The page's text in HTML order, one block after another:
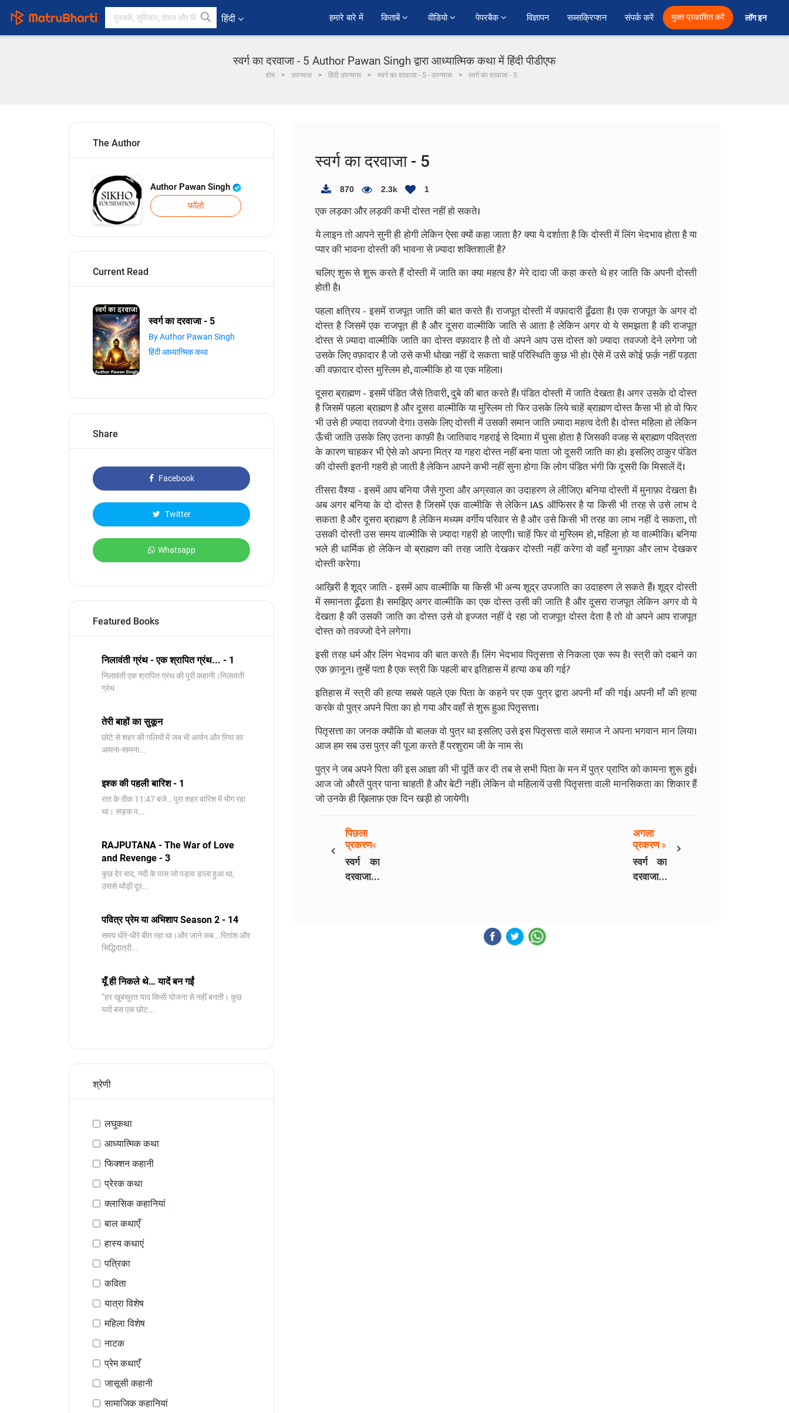
हिंदी हमारे बारे में किताबें वीडियो पेपरबैक विज्ञापन सब्सक्रिप्शन संपर्क करें मुक्त प्रकाशित करें लॉग इन
स्वर्ग का दरवाजा - 5 Author Pawan Singh द्वारा आध्यात्मिक कथा में हिंदी पीडीएफ
होम उपन्यास हिंदी उपन्यास स्वर्ग का दरवाजा - 5 - उपन्यास स्वर्ग का दरवाजा - 5
The Author
Author Pawan Singh
फॉलो
Current Read
स्वर्ग का दरवाजा - 5
By Author Pawan Singh
हिंदी आध्यात्मिक कथा
Share
Facebook
Twitter
Whatsapp
Featured Books
निलावंती ग्रंथ - एक श्रापित ग्रंथ... - 1
निलावंती एक श्रापित ग्रंथ की पूरी कहानी।निलावंती
ग्रंथ
तेरी बाहों का सुकून
छोटे से शहर की गलियों में जब भी आर्यन और रिया का
आमना-सामना...
इश्क की पहली बारिश - 1
रात के ठीक 11:47 बजे...पूरा शहर बारिश में भीग रहा
था। सड़क प...
RAJPUTANA - The War of Love
and Revenge - 3
कुछ देर बाद, नदी के पास जो पड़ाव डाला हुआ था,
उससे थोड़ी दूर...
पवित्र प्रेम या अभिशाप Season 2 - 14
समय धीरे-धीरे बीत रहा था।और जाने कब...रितांश और
सिद्धिदात्री...
यूँ ही निकले थे… यादें बन गईं
“हर खूबसूरत याद किसी योजना से नहीं बनती। कुछ
यादें बस एक छोट...
श्रेणी
लघुकथा
आध्यात्मिक कथा
फिक्शन कहानी
प्रेरक कथा
क्लासिक कहानियां
बाल कथाएँ
हास्य कथाएं
पत्रिका
कविता
यात्रा विशेष
महिला विशेष
नाटक
प्रेम कथाएँ
जासूसी कहानी
सामाजिक कहानियां
स्वर्ग का दरवाजा - 5
870 2.3k 1
एक लड़का और लड़की कभी दोस्त नहीं हो सकते।
ये लाइन तो आपने सुनी ही होगी लेकिन ऐसा क्यों कहा जाता है? क्या ये दर्शाता है कि दोस्ती में लिंग भेदभाव होता है या
प्यार की भावना दोस्ती की भावना से ज़्यादा शक्तिशाली है?
चलिए शुरू से शुरू करते हैं दोस्ती में जाति का क्या महत्व है? मेरे दादा जी कहा करते थे हर जाति कि अपनी दोस्ती
होती है।
पहला क्षत्रिय - इसमें राजपूत जाति की बात करते हैं। राजपूत दोस्ती में वफ़ादारी ढूँढता है। एक राजपूत के अगर दो
दोस्त है जिसमें एक राजपूत ही है और दूसरा वाल्मीकि जाति से आता है लेकिन अगर वो ये समझता है की राजपूत
दोस्त से ज़्यादा वाल्मीकि जाति का दोस्त वफ़ादार है तो वो अपने आप उस दोस्त को ज़्यादा तवज्जो देने लगेगा जो
उसके लिए वफ़ादार है जो उसे कभी धोखा नहीं दे सकता चाहें परिस्थिति कुछ भी हो। ऐसे में उसे कोई फ़र्क़ नहीं पड़ता
की वफ़ादार दोस्त मुस्लिम हो, वाल्मीकि हो या एक महिला।
दूसरा ब्राह्मण - इसमें पंडित जैसे तिवारी, दुबे की बात करते हैं। पंडित दोस्ती में जाति देखता है। अगर उसके दो दोस्त
है जिसमें पहला ब्राह्मण है और दूसरा वाल्मीकि या मुस्लिम तो फिर उसके लिये चाहें ब्राह्मण दोस्त कैसा भी हो वो फिर
भी उसे ही ज़्यादा तवज्जो देगा। उसके लिए दोस्ती में उसकी समान जाति ज़्यादा महत्व देती है। दोस्त महिला हो लेकिन
ऊँची जाति उसके लिए उतना काफ़ी है। जातिवाद गहराई से दिमाग़ में घुसा होता है जिसकी वजह से ब्राह्मण पवित्रता
के कारण चाहकर भी ऐसे को अपना मित्र या गहरा दोस्त नहीं बना पाता जो दूसरी जाति का हो। इसलिए ठाकुर पंडित
की दोस्ती इतनी गहरी हो जाती है लेकिन आपने कभी नहीं सुना होगा कि लोग पंडित भंगी कि दूसरी कि मिसालें दें।
तीसरा वैश्या - इसमें आप बनिया जैसे गुप्ता और अग्रवाल का उदाहरण ले लीजिए। बनिया दोस्ती में मुनाफ़ा देखता है।
अब अगर बनिया के दो दोस्त है जिसमें एक वाल्मीकि से लेकिन IAS ऑफिसर है या किसी भी तरह से उसे लाभ दे
सकता है और दूसरा ब्राह्मण है लेकिन मध्यम वर्गीय परिवार से है और उसे किसी भी तरह का लाभ नहीं दे सकता, तो
उसकी दोस्ती उस समय वाल्मीकि से ज़्यादा गहरी हो जाएगी। चाहें फिर वो मुस्लिम हो, महिला हो या वाल्मीकि। बनिया
भले ही धार्मिक हो लेकिन वो ब्राह्मण की तरह जाति देखकर दोस्ती नहीं करेगा वो वहाँ मुनाफ़ा और लाभ देखकर
दोस्ती करेगा।
आख़िरी है शूद्र जाति - इसमें आप वाल्मीकि या किसी भी अन्य शूद्र उपजाति का उदाहरण ले सकते हैं। शूद्र दोस्ती
में समानता ढूँढता है। समझिए अगर वाल्मीकि का एक दोस्त उसी की जाति है और दूसरा राजपूत लेकिन अगर वो ये
देखता है की उसकी जाति का दोस्त उसे वो इज्जत नहीं दे रहा जो राजपूत दोस्त देता है तो वो अपने आप राजपूत
दोस्त को तवज्जो देने लगेगा।
इसी तरह धर्म और लिंग भेदभाव की बात करते हैं। लिंग भेदभाव पितृसत्ता से निकला एक रूप है। स्त्री को दबाने का
एक क़ानून। तुम्हें पता है एक स्त्री कि पहली बार इतिहास में हत्या कब की गई?
इतिहास में स्त्री की हत्या सबसे पहले एक पिता के कहने पर एक पुत्र द्वारा अपनी माँ की गई। अपनी माँ की हत्या
करके वो पुत्र अपने पिता का हो गया और वहाँ से शुरू हुआ पितृसत्ता।
पितृसत्ता का जनक क्योंकि वो बालक वो पुत्र था इसलिए उसे इस पितृसत्ता वाले समाज ने अपना भगवान मान लिया।
आज हम सब उस पुत्र की पूजा करते हैं परशुराम जी के नाम से।
पुत्र ने जब अपने पिता की इस आज्ञा की भी पूर्ति कर दी तब से सभी पिता के मन में पुत्र प्राप्ति को कामना शुरू हुई।
आज जो औरतें पुत्र पाना चाहती है और बेटी नहीं। लेकिन वो महिलायें उसी पितृसत्ता वाली मानसिकता का शिकार हैं
जो उनके ही ख़िलाफ़ एक दिन खड़ी हो जायेगी।
‹
पिछला
प्रकरण
स्वर्ग का
दरवाजा -
›
अगला
प्रकरण
स्वर्ग का
दरवाजा -